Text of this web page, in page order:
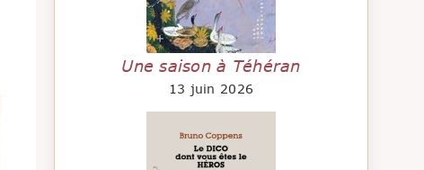
Une saison à Téhéran
13 juin 2026